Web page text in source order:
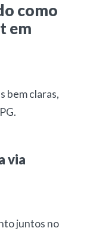
como
em
bem claras,
via
juntos no